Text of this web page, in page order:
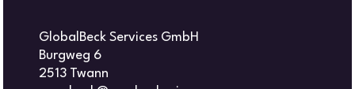
GlobalBeck Services GmbH
Burgweg 6
2513 Twann